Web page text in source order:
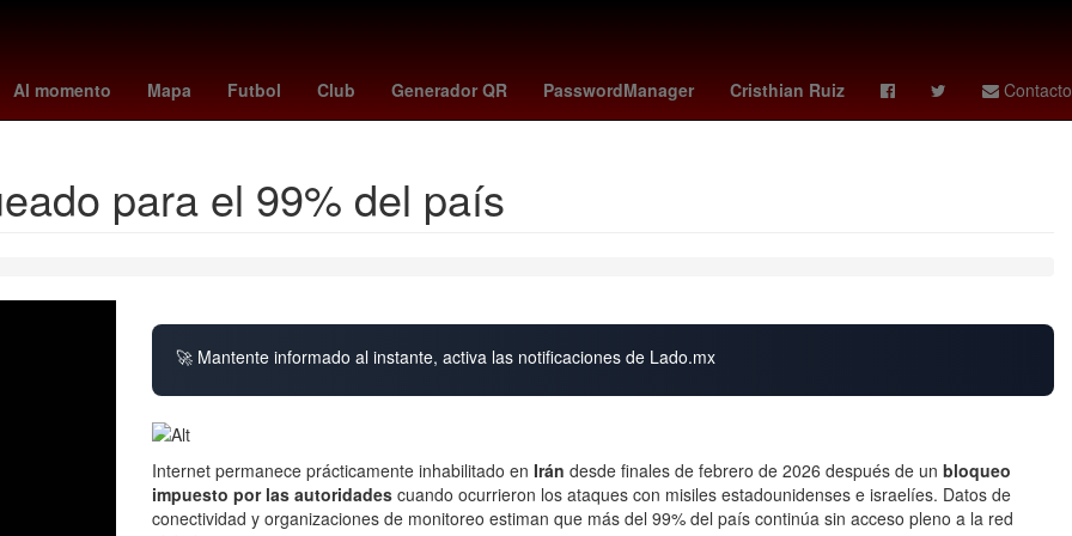
Al momento Mapa Futbol Club Generador QR PasswordManager Cristhian Ruiz Contacto
toluca vs santos Germán Berterame Rogelio Funes Mori mexico vs Star Wars Puebla de Zaragoza
para el 99% del país
🚀 Mantente informado al instante, activa las notificaciones de Lado.mx
Internet permanece prácticamente inhabilitado en Irán desde finales de febrero de 2026 después de un bloqueo
impuesto por las autoridades cuando ocurrieron los ataques con misiles estadounidenses e israelíes. Datos de
conectividad y organizaciones de monitoreo estiman que más del 99% del país continúa sin acceso pleno a la red